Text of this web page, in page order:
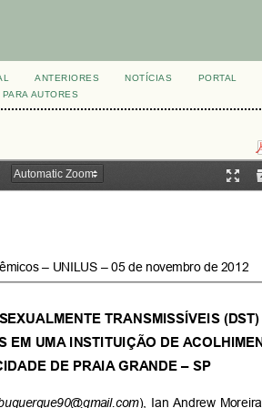
ANTERIORES NOTÍCIAS PORTAL
AUTORES